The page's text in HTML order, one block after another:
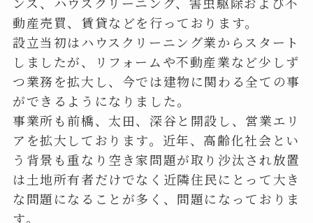
動産売買、賃貸などを行っております。
設立当初はハウスクリーニング業からスタート
しましたが、リフォームや不動産業など少しず
つ業務を拡大し、今では建物に関わる全ての事
ができるようになりました。
事業所も前橋、太田、深谷と開設し、営業エリ
アを拡大しております。近年、高齢化社会とい
う背景も重なり空き家問題が取り沙汰され放置
は土地所有者だけでなく近隣住民にとって大き
な問題になることが多く、問題になっておりま
す。